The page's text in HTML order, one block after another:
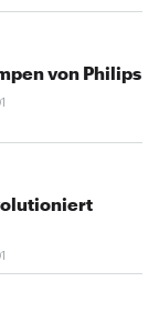
von Philips